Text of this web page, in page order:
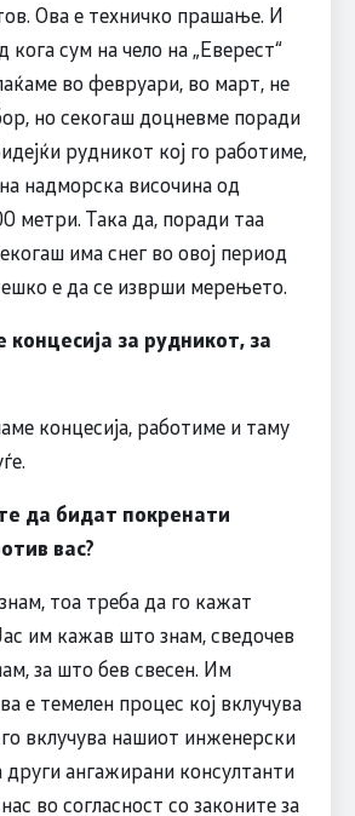
Ова е техничко прашање. И
кога сум на чело на „Еверест“
во февруари, во март, не
но секогаш доцневме поради
рудникот кој го работиме,
надморска височина од
метри. Така да, поради таа
има снег во овој период
е да се изврши мерењето.
за рудникот, за
концесија, работиме и таму
да бидат покренати
вас?
тоа треба да го кажат
им кажав што знам, сведочев
за што бев свесен. Им
е темелен процес кој вклучува
вклучува нашиот инженерски
други ангажирани консултанти
во согласност со законите за